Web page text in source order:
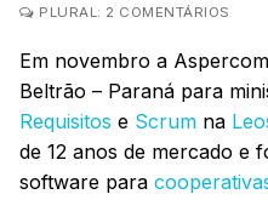
PLURAL: 2 COMENTÁRIOS
Em novembro a
Beltrão – Paraná para
Requisitos e Scrum na
de 12 anos de mercado e
software para